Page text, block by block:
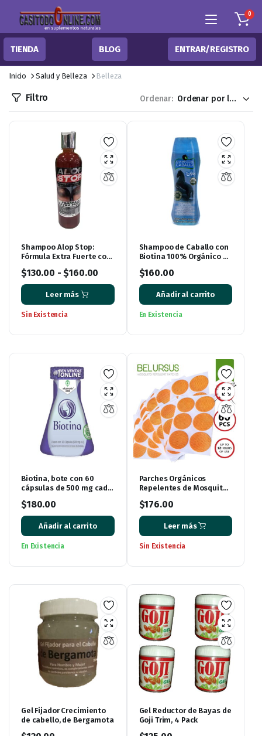
0
TIENDA BLOG ENTRAR/REGISTRO
Inicio Salud y Belleza Belleza
Filtro Ordenar:
Shampoo Alop Stop:
Fórmula Extra Fuerte con
y Ortiga – 500 ml
$130.00 - $160.00
Leer más
Sin Existencia
Shampoo de Caballo con
Biotina 100% Orgánico de
$160.00
Añadir al carrito
En Existencia
Biotina, bote con 60
cápsulas de 500 mg cada
$180.00
Añadir al carrito
En Existencia
Parches Orgánicos
Repelentes de Mosquitos
$176.00
Leer más
Sin Existencia
Gel Fijador Crecimiento
de cabello, de Bergamota
Gel Reductor de Bayas de
Goji Trim, 4 Pack